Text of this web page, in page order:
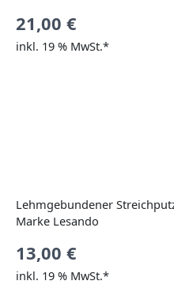
21,00 €
inkl. 19 % MwSt.*
Lehmgebundener
Marke Lesando
13,00 €
inkl. 19 % MwSt.*